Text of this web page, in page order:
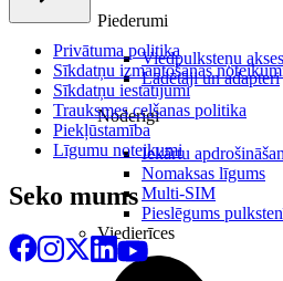
Piederumi
Viedpulksteņu
Lādētāji un adapteri
Noderīgi
Iekārtu
Nomaksas līgums
Multi-SIM
Pieslēgums
Viedierīces
Privātuma politika
Sīkdatņu izmantošanas
Sīkdatņu iestatījumi
Trauksmes celšanas politika
Piekļūstamība
Līgumu noteikumi
Seko mums